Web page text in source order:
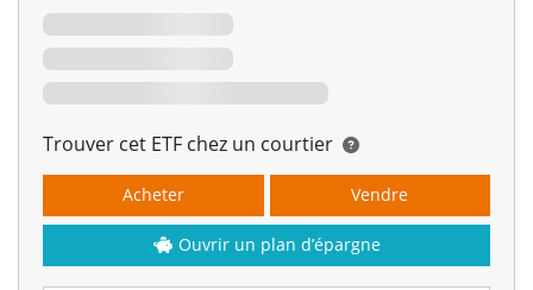
Trouver cet ETF chez un courtier
Acheter Vendre
Ouvrir un plan d’épargne